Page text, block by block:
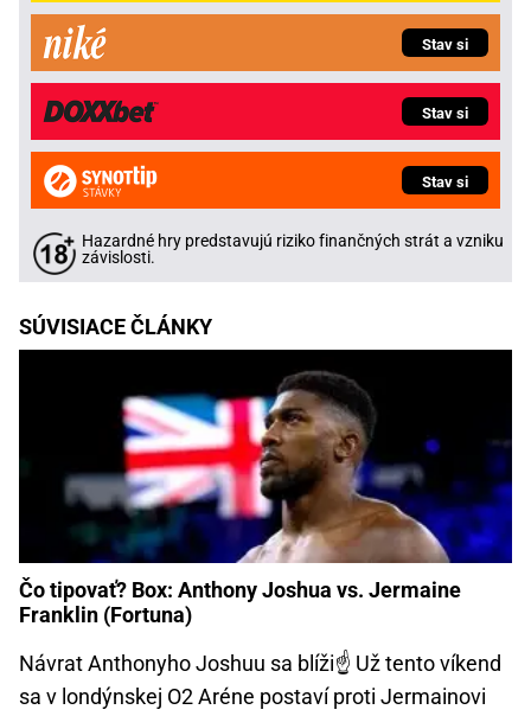
Stav si
Stav si
Stav si
Hazardné hry predstavujú riziko finančných strát a vzniku
závislosti.
SÚVISIACE ČLÁNKY
Čo tipovať? Box: Anthony Joshua vs. Jermaine
Franklin (Fortuna)
Návrat Anthonyho Joshuu sa blíži☝ Už tento víkend
sa v londýnskej O2 Aréne postaví proti Jermainovi